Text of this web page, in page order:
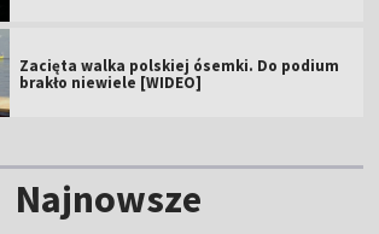
Zacięta walka polskiej ósemki. Do podium
brakło niewiele [WIDEO]
Najnowsze